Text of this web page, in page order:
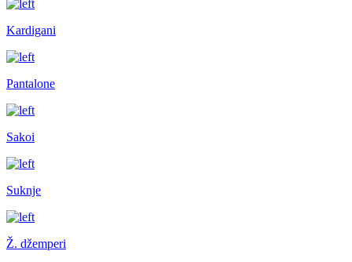
Kardigani
Pantalone
Sakoi
Suknje
Ž. džemperi